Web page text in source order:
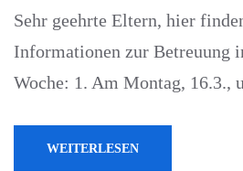
Sehr geehrte Eltern, hier
Informationen zur Betreuung
Woche: 1. Am Montag, 16.3.,
WEITERLESEN